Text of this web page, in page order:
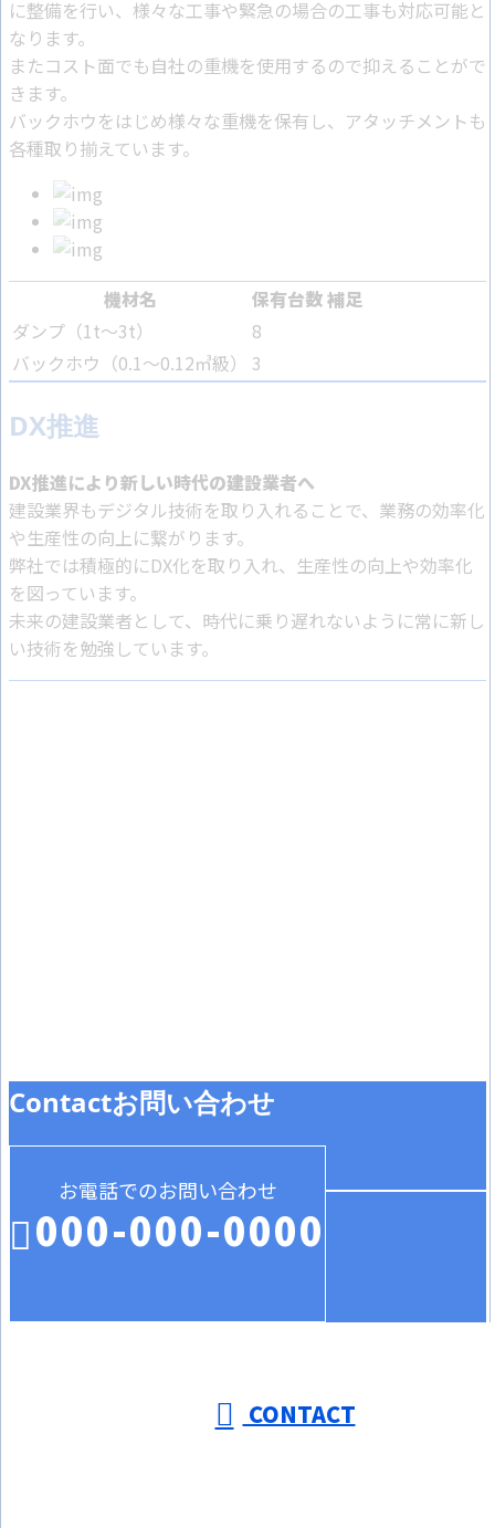
に整備を行い、様々な工事や緊急の場合の工事も対応可能と
なります。
またコスト面でも自社の重機を使用するので抑えることがで
きます。
バックホウをはじめ様々な重機を保有し、アタッチメントも
各種取り揃えています。
機材名 保有台数補足
ダンプ（1t～3t）
8
バックホウ（0.1〜0.12㎥級）
3
DX推進
DX推進により新しい時代の建設業者へ
建設業界もデジタル技術を取り入れることで、業務の効率化
や生産性の向上に繋がります。
弊社では積極的にDX化を取り入れ、生産性の向上や効率化
を図っています。
未来の建設業者として、時代に乗り遅れないように常に新し
い技術を勉強しています。
Contactお問い合わせ
お電話でのお問い合わせ
000-000-0000
CONTACT